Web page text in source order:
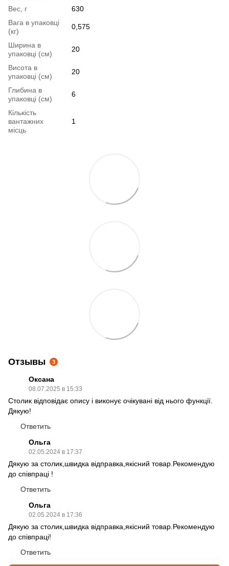
Вес, г
630
Вага в упаковці
(кг)
0,575
Ширина в
упаковці (см)
20
Висота в
упаковці (см)
20
Глибина в
упаковці (см)
6
Кількість
вантажних
місць
1
Отзывы 3
Оксана
08.07.2025 в 15:33
Столик відповідає опису і виконує очікувані від нього функції.
Дякую!
Ответить
Ольга
02.05.2024 в 17:37
Дякую за столик,швидка відправка,якісний товар.Рекомендую
до співпраці !
Ответить
Ольга
02.05.2024 в 17:36
Дякую за столик,швидка відправка,якісний товар.Рекомендую
до співпраці!
Ответить